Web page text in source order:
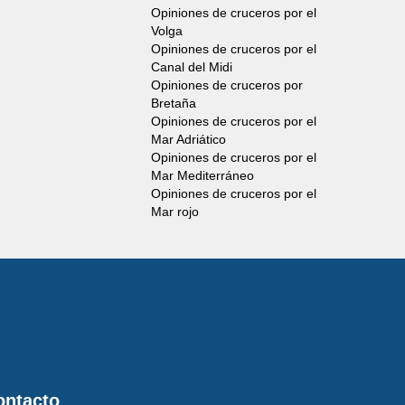
Opiniones de cruceros por el
Volga
Opiniones de cruceros por el
Canal del Midi
Opiniones de cruceros por
Bretaña
Opiniones de cruceros por el
Mar Adriático
Opiniones de cruceros por el
Mar Mediterráneo
Opiniones de cruceros por el
Mar rojo